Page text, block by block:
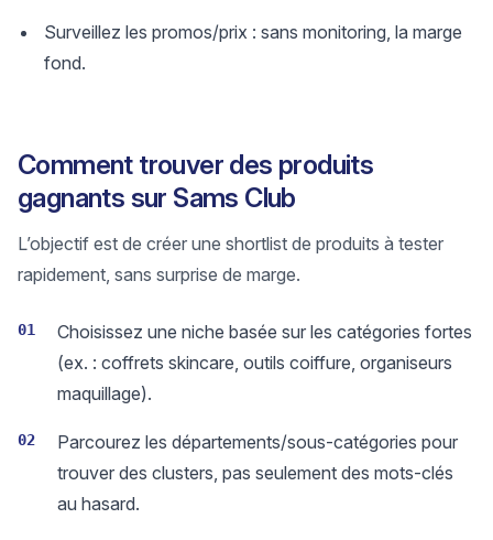
Surveillez les promos/prix : sans monitoring, la marge
fond.
Comment trouver des produits
gagnants sur Sams Club
L’objectif est de créer une shortlist de produits à tester
rapidement, sans surprise de marge.
01
Choisissez une niche basée sur les catégories fortes
(ex. : coffrets skincare, outils coiffure, organiseurs
maquillage).
02
Parcourez les départements/sous-catégories pour
trouver des clusters, pas seulement des mots-clés
au hasard.